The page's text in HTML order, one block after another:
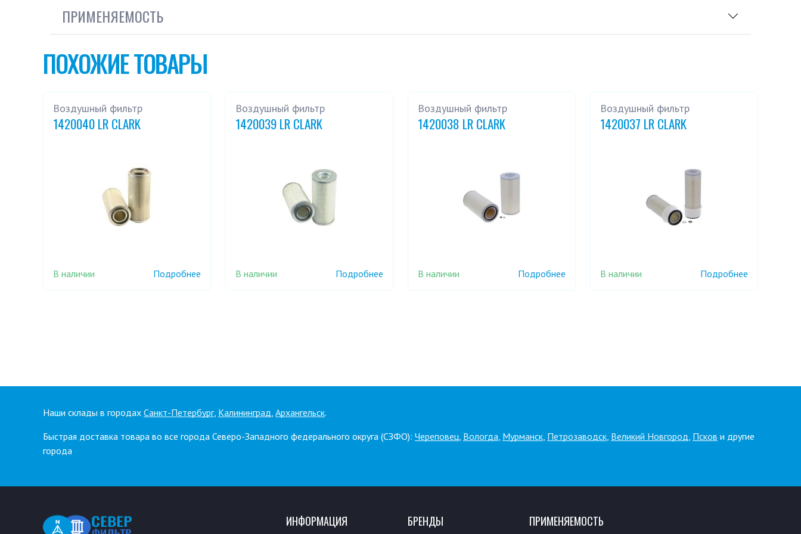
ПРИМЕНЯЕМОСТЬ
ПОХОЖИЕ ТОВАРЫ
Воздушный фильтр
1420040 LR CLARK
В наличии Подробнее
Воздушный фильтр
1420039 LR CLARK
В наличии Подробнее
Воздушный фильтр
1420038 LR CLARK
В наличии Подробнее
Воздушный фильтр
1420037 LR CLARK
В наличии Подробнее
Наши склады в городах Санкт-Петербург, Калининград, Архангельск.
Быстрая доставка товара во все города Северо-Западного федерального округа (СЗФО): Череповец, Вологда, Мурманск, Петрозаводск, Великий Новгород, Псков и другие
города
ИНФОРМАЦИЯ БРЕНДЫ ПРИМЕНЯЕМОСТЬ